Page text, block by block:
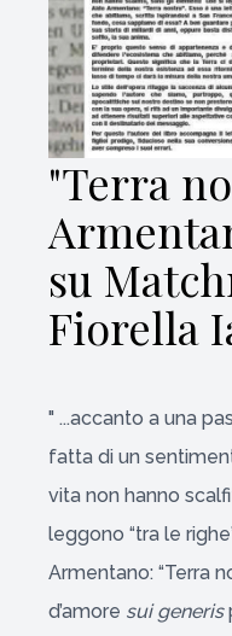
"Terra
su
Fiorella
" ...accanto a una
fatta di un
vita non hanno
leggono “tra le
Armentano: “Terra
d’amore sui generis